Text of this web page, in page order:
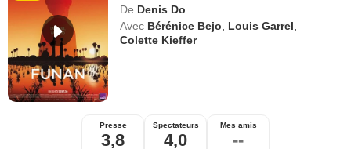
De Denis Do
Avec Bérénice Bejo Louis Garrel
Colette Kieffer
Presse
3,8
Spectateurs
4,0
Mes amis
--